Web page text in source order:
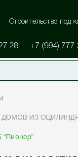
Строительство под
28 +7 (994) 777
ИЗ
"Пионер"